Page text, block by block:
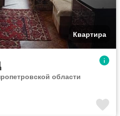
Квартира
области